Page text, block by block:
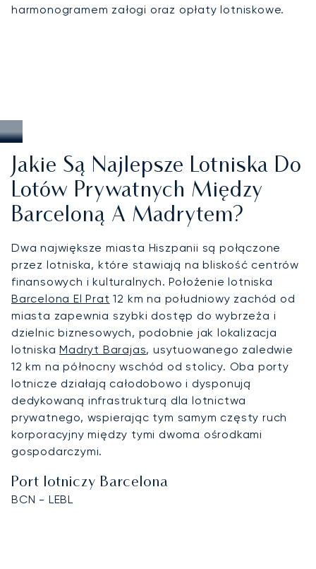
harmonogramem załogi oraz opłaty lotniskowe.
Jakie Są Najlepsze Lotniska Do
Lotów Prywatnych Między
Barceloną A Madrytem?
Dwa największe miasta Hiszpanii są połączone
przez lotniska, które stawiają na bliskość centrów
finansowych i kulturalnych. Położenie lotniska
Barcelona El Prat 12 km na południowy zachód od
miasta zapewnia szybki dostęp do wybrzeża i
dzielnic biznesowych, podobnie jak lokalizacja
lotniskaMadryt Barajas, usytuowanego zaledwie
12 km na północny wschód od stolicy. Oba porty
lotnicze działają całodobowo i dysponują
dedykowaną infrastrukturą dla lotnictwa
prywatnego, wspierając tym samym częsty ruch
korporacyjny między tymi dwoma ośrodkami
gospodarczymi.
Port lotniczy Barcelona
BCN - LEBL